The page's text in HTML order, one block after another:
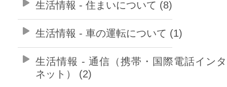
生活情報 - 住まいについて (8)
生活情報 - 車の運転について (1)
生活情報 - 通信（携帯・国際電話イン
ネット） (2)